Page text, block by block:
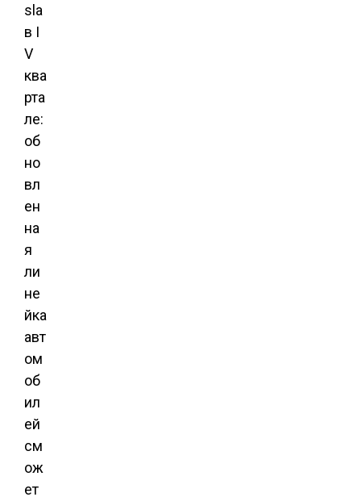
sla
в I
V
ква
рта
ле:
об
но
вл
ен
на
я
ли
не
йка
авт
ом
об
ил
ей
см
ож
ет